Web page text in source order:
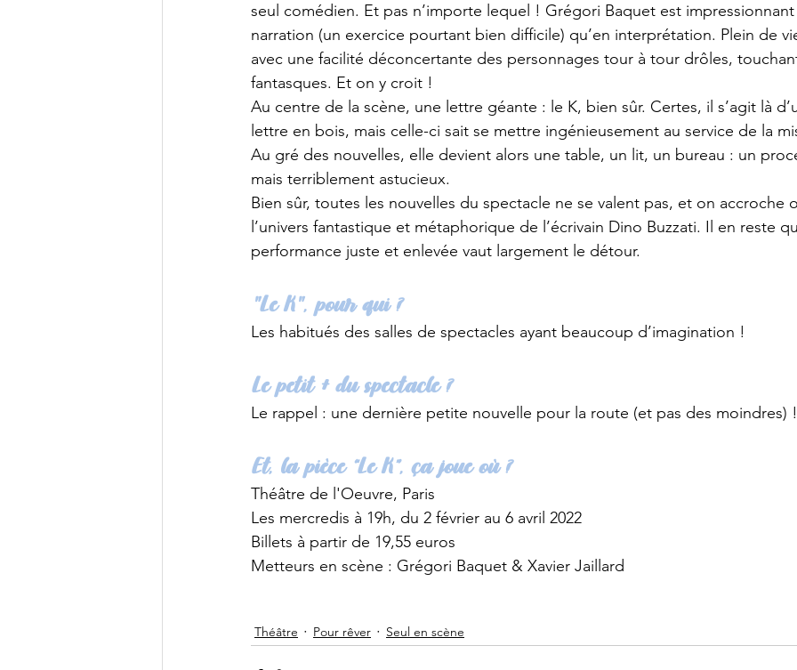
seul comédien. Et pas n’importe lequel ! Grégori Baquet est
narration (un exercice pourtant bien difficile) qu’en interprétation. Plein de
avec une facilité déconcertante des personnages tour à tour drôles,
fantasques. Et on y croit !
Au centre de la scène, une lettre géante : le K, bien sûr. Certes, il s’agit là
lettre en bois, mais celle-ci sait se mettre ingénieusement au service de la
Au gré des nouvelles, elle devient alors une table, un lit, un bureau : un
mais terriblement astucieux.
Bien sûr, toutes les nouvelles du spectacle ne se valent pas, et on accroche
l’univers fantastique et métaphorique de l’écrivain Dino Buzzati. Il en reste
performance juste et enlevée vaut largement le détour.
"Le K", pour qui ?
Les habitués des salles de spectacles ayant beaucoup d’imagination !
Le petit + du spectacle ?
Le rappel : une dernière petite nouvelle pour la route (et pas des moindres) !
Et, la pièce “Le K”, ça joue où ?
Théâtre de l'Oeuvre, Paris
Les mercredis à 19h, du 2 février au 6 avril 2022
Billets à partir de 19,55 euros
Metteurs en scène : Grégori Baquet & Xavier Jaillard
Théâtre Pour rêver Seul en scène